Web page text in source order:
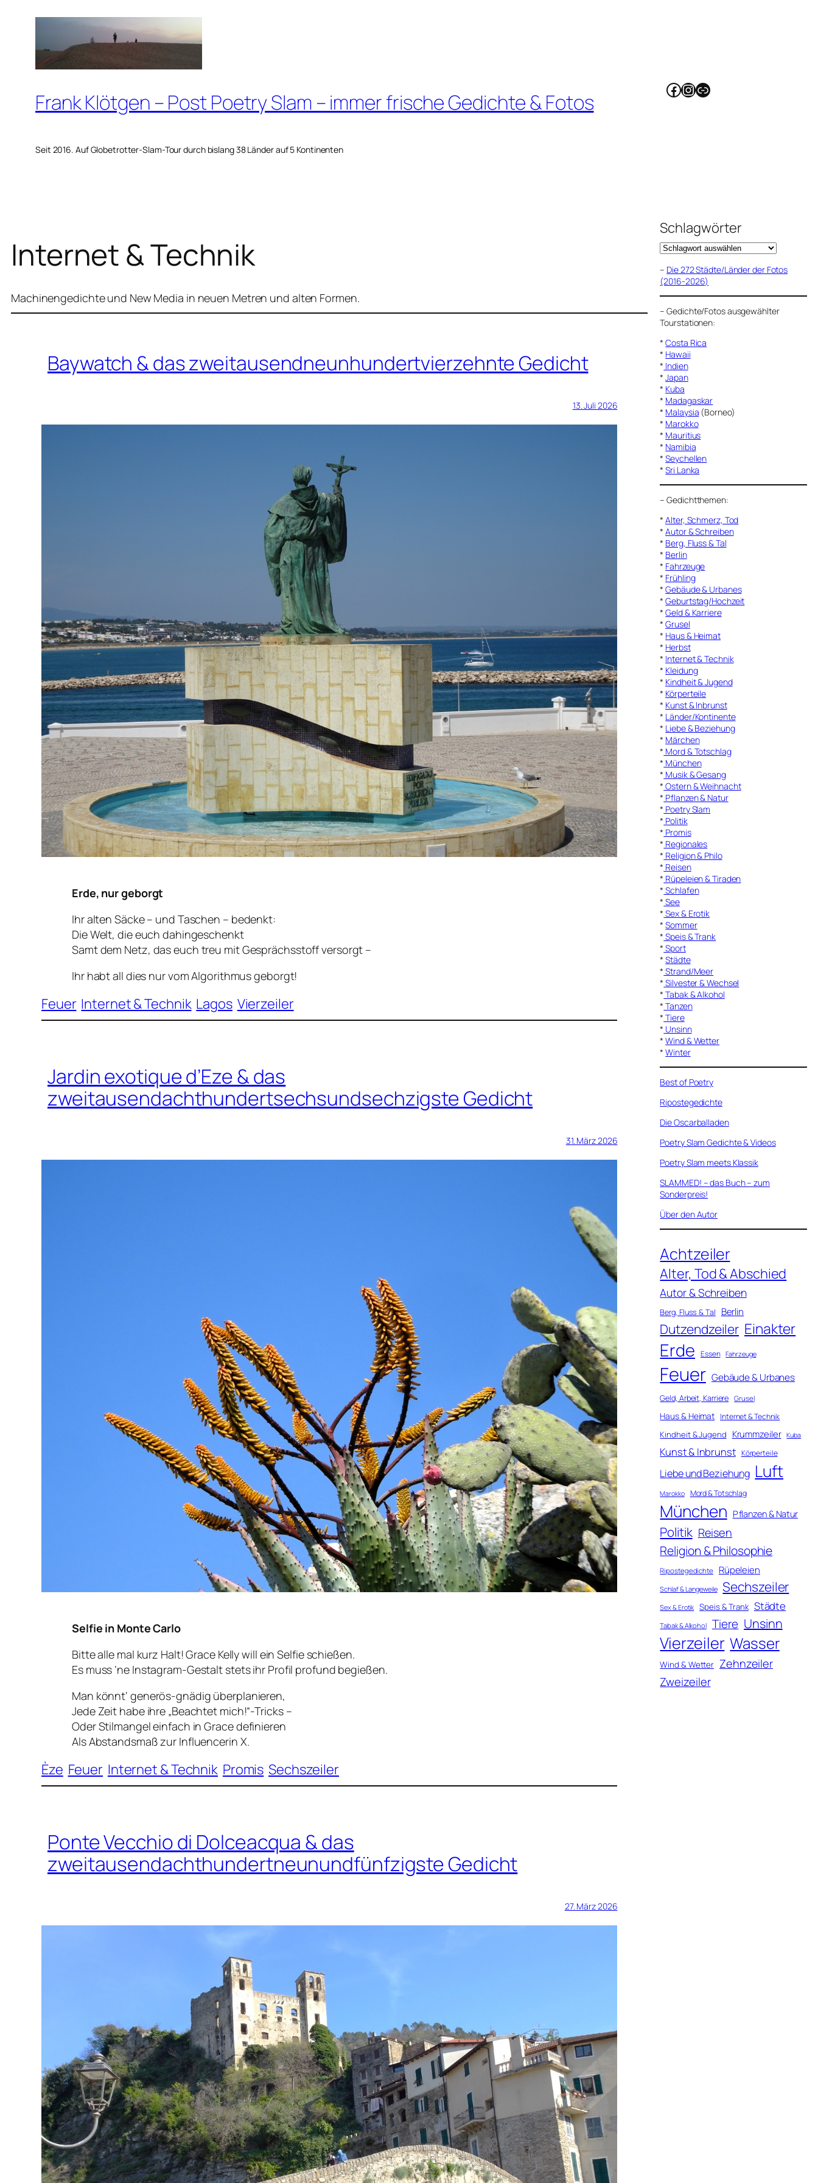
springen
Frank Klötgen – Post Poetry Slam – immer frische Gedichte & Fotos
Seit 2016. Auf Globetrotter-Slam-Tour durch bislang 38 Länder auf 5 Kontinenten
Facebook
Instagram
Link
Internet & Technik
Machinengedichte und New Media in neuen Metren und alten Formen.
Baywatch & das zweitausendneunhundertvierzehnte Gedicht
13. Juli 2026
Erde, nur geborgt
Ihr alten Säcke – und Taschen – bedenkt:
Die Welt, die euch dahingeschenkt
Samt dem Netz, das euch treu mit Gesprächsstoff versorgt –
Ihr habt all dies nur vom Algorithmus geborgt!
Feuer Internet & Technik Lagos Vierzeiler
Jardin exotique d’Eze & das
zweitausendachthundertsechsundsechzigste Gedicht
31. März 2026
Selfie in Monte Carlo
Bitte alle mal kurz Halt! Grace Kelly will ein Selfie schießen.
Es muss ’ne Instagram-Gestalt stets ihr Profil profund begießen.
Man könnt‘ generös-gnädig überplanieren,
Jede Zeit habe ihre „Beachtet mich!“-Tricks –
Oder Stilmangel einfach inGracedefinieren
Als Abstandsmaß zur Influencerin X.
Èze Feuer Internet & Technik Promis Sechszeiler
Ponte Vecchio di Dolceacqua & das
zweitausendachthundertneunundfünfzigste Gedicht
27. März 2026
Schlagwörter
– Die 272 Städte/Länder der Fotos
(2016-2026)
–Gedichte/Fotos ausgewählter
Tourstationen:
*Costa Rica
* Hawaii
* Indien
*Japan
* Kuba
* Madagaskar
* Malaysia (Borneo)
* Marokko
* Mauritius
* Namibia
*Seychellen
*Sri Lanka
–Gedichtthemen:
*Alter, Schmerz, Tod
*Autor & Schreiben
* Berg, Fluss & Tal
* Berlin
* Fahrzeuge
* Frühling
*Gebäude & Urbanes
*Geburtstag/Hochzeit
*Geld & Karriere
*Grusel
* Haus & Heimat
* Herbst
* Internet & Technik
* Kleidung
* Kindheit & Jugend
* Körperteile
* Kunst & Inbrunst
* Länder/Kontinente
* Liebe & Beziehung
* Märchen
* Mord & Totschlag
* München
* Musik & Gesang
* Ostern & Weihnacht
* Pflanzen & Natur
* Poetry Slam
* Politik
* Promis
* Regionales
* Religion & Philo
* Reisen
* Rüpeleien & Tiraden
* Schlafen
* See
* Sex & Erotik
*Sommer
* Speis & Trank
* Sport
*Städte
* Strand/Meer
* Silvester & Wechsel
* Tabak & Alkohol
* Tanzen
* Tiere
* Unsinn
*Wind & Wetter
*Winter
Best of Poetry
Ripostegedichte
Die Oscarballaden
Poetry Slam Gedichte & Videos
Poetry Slam meets Klassik
SLAMMED! – das Buch – zum
Sonderpreis!
Über den Autor
Achtzeiler
Alter, Tod & Abschied
Autor & Schreiben
Berg, Fluss & Tal Berlin
Dutzendzeiler Einakter
Erde Essen Fahrzeuge
Feuer Gebäude & Urbanes
Geld, Arbeit, Karriere Grusel
Haus & Heimat Internet & Technik
Kindheit & Jugend Krummzeiler Kuba
Kunst & Inbrunst Körperteile
Liebe und Beziehung Luft
Marokko Mord & Totschlag
München Pflanzen & Natur
Politik Reisen
Religion & Philosophie
Ripostegedichte Rüpeleien
Schlaf & Langeweile Sechszeiler
Sex & Erotik Speis & Trank Städte
Tabak & Alkohol Tiere Unsinn
Vierzeiler Wasser
Wind & Wetter Zehnzeiler
Zweizeiler